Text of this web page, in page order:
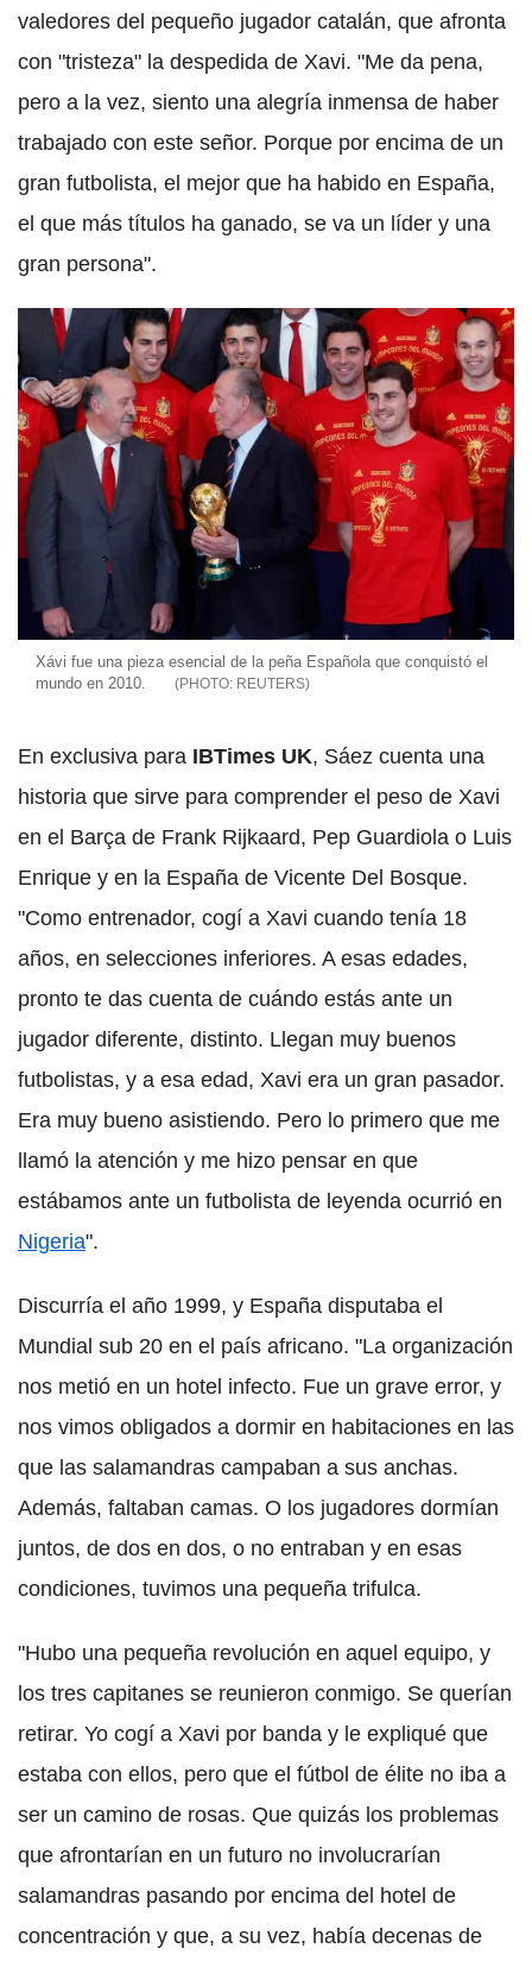
valedores del pequeño jugador catalán, que afronta
con "tristeza" la despedida de Xavi. "Me da pena,
pero a la vez, siento una alegría inmensa de haber
trabajado con este señor. Porque por encima de un
gran futbolista, el mejor que ha habido en España,
el que más títulos ha ganado, se va un líder y una
gran persona".
Xávi fue una pieza esencial de la peña Española que conquistó el
mundo en 2010.
REUTERS
En exclusiva para IBTimes UK, Sáez cuenta una
historia que sirve para comprender el peso de Xavi
en el Barça de Frank Rijkaard, Pep Guardiola o Luis
Enrique y en la España de Vicente Del Bosque.
"Como entrenador, cogí a Xavi cuando tenía 18
años, en selecciones inferiores. A esas edades,
pronto te das cuenta de cuándo estás ante un
jugador diferente, distinto. Llegan muy buenos
futbolistas, y a esa edad, Xavi era un gran pasador.
Era muy bueno asistiendo. Pero lo primero que me
llamó la atención y me hizo pensar en que
estábamos ante un futbolista de leyenda ocurrió en
Nigeria".
Discurría el año 1999, y España disputaba el
Mundial sub 20 en el país africano. "La organización
nos metió en un hotel infecto. Fue un grave error, y
nos vimos obligados a dormir en habitaciones en las
que las salamandras campaban a sus anchas.
Además, faltaban camas. O los jugadores dormían
juntos, de dos en dos, o no entraban y en esas
condiciones, tuvimos una pequeña trifulca.
"Hubo una pequeña revolución en aquel equipo, y
los tres capitanes se reunieron conmigo. Se querían
retirar. Yo cogí a Xavi por banda y le expliqué que
estaba con ellos, pero que el fútbol de élite no iba a
ser un camino de rosas. Que quizás los problemas
que afrontarían en un futuro no involucrarían
salamandras pasando por encima del hotel de
concentración y que, a su vez, había decenas de